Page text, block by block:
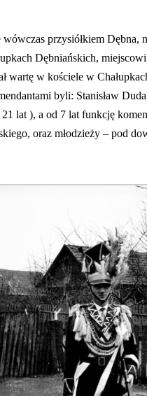
przysiółkiem Dębna,
Dębniańskich,
wartę w kościele w
byli: Stanisław
lat ), a od 7 lat funkcję
oraz młodzieży – pod